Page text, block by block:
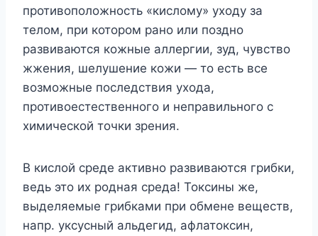
противоположность «кислому» уходу за
телом, при котором рано или поздно
развиваются кожные аллергии, зуд, чувство
жжения, шелушение кожи — то есть все
возможные последствия ухода,
противоестественного и неправильного с
химической точки зрения.
В кислой среде активно развиваются грибки,
ведь это их родная среда! Токсины же,
выделяемые грибками при обмене веществ,
напр. уксусный альдегид, афлатоксин,